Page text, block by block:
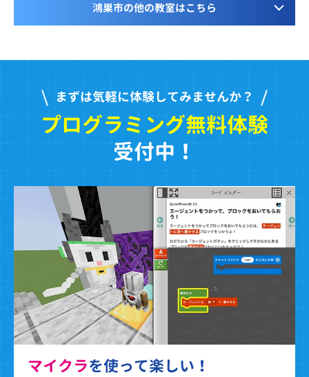
鴻巣市の他の教室はこちら
まずは気軽に体験してみませんか？
プログラミング無料体験
受付中！
マイクラを使って楽しい！